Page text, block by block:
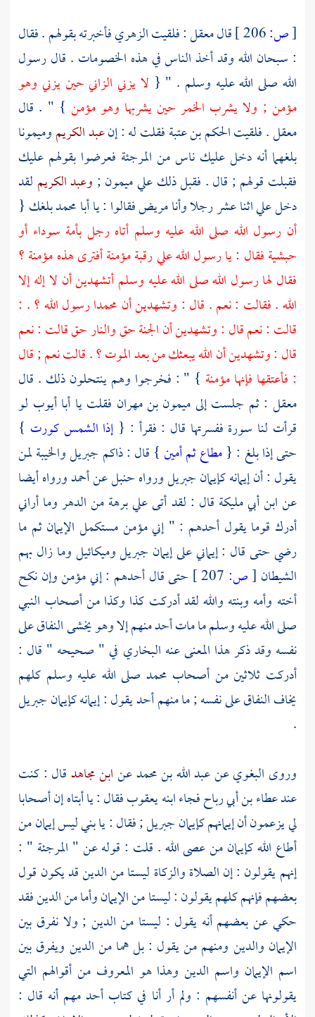
[ص: قالمعقل: فلقيتالزهريفأخبرته بقولهم . فقال
: سبحان الله وقد أخذ الناس في هذه الخصومات . قال رسول
الله صلى الله عليه وسلم . " { لا يزني الزاني حين يزني وهو
مؤمن ; ولا يشرب الخمر حين يشربها وهو مؤمن } " . قال
معقل. فلقيتالحكم بن عتبةفقلت له : إنعبد الكريموميمونا
بلغهما أنه دخل عليك ناس من المرجئة فعرضوا بقولهم عليك
فقبلت قولهم ; قال . فقبل ذلك عليميمون; وعبد الكريم لقد
دخل علي اثنا عشر رجلا وأنا مريض فقالوا : ياأبا محمدبلغك {
أن رسول الله صلى الله عليه وسلم أتاه رجل بأمة سوداء أو
حبشية فقال : يا رسول الله علي رقبة مؤمنة أفترى هذه مؤمنة ؟
فقال لها رسول الله صلى الله عليه وسلم أتشهدين أن لا إله إلا
الله . فقالت : نعم . قال : وتشهدين أن محمدارسول الله ؟ . :
قالت : نعم قال : وتشهدين أن الجنة حق والنار حق قالت : نعم
قال : وتشهدين أن الله يبعثك من بعد الموت ؟ . قالت نعم ; قال
: فأعتقها فإنها مؤمنة } " : فخرجوا وهم ينتحلون ذلك . قال
معقل : ثم جلست إلىميمون بن مهران فقلت يا أبا أيوب لو
قرأت لنا سورة ففسرتها قال : فقرأ : {إذا الشمس كورت }
حتى إذا بلغ : {مطاع ثم أمين} قال : ذاكم جبريلوالخيبة لمن
يقول : أن إيمانه كإيمانجبريلورواهحنبلعنأحمدورواه أيضا
عنابن أبي مليكة قال : لقد أتى علي برهة من الدهر وما أراني
أدرك قوما يقول أحدهم : " إني مؤمن مستكمل الإيمان ثم ما
رضي حتى قال : إيماني على إيمان جبريلوميكائيلوما زال بهم
الشيطان [ص:
حتى قال أحدهم : إني مؤمن وإن نكح
أخته وأمه وبنته والله لقد أدركت كذا وكذا منأصحاب النبي
صلى الله عليه وسلم ما مات أحد منهم إلا وهو يخشى النفاق على
نفسه وقد ذكر هذا المعنى عنه البخاري في " صحيحه " قال :
أدركت ثلاثين من أصحاب محمد صلى الله عليه وسلم كلهم
يخاف النفاق على نفسه ; ما منهم أحد يقول : إيمانه كإيمانجبريل
.
وروى البغويعنعبد الله بن محمدعنابن مجاهدقال : كنت
عندعطاء بن أبي رباحفجاء ابنهيعقوبفقال : يا أبتاه إن أصحابا
لي يزعمون أن إيمانهم كإيمانجبريل; فقال : يا بني ليس إيمان من
أطاع الله كإيمان من عصى الله . قلت : قوله عن " المرجئة " :
إنهم يقولون : إن الصلاة والزكاة ليستا من الدين قد يكون قول
بعضهم فإنهم كلهم يقولون : ليستا من الإيمان وأما من الدين فقد
حكي عن بعضهم أنه يقول : ليستا من الدين ; ولا نفرق بين
الإيمان والدين ومنهم من يقول : بل هما من الدين ويفرق بين
اسم الإيمان واسم الدين وهذا هو المعروف من أقوالهم التي
يقولونها عن أنفسهم : ولم أر أنا في كتاب أحد مهم أنه قال :